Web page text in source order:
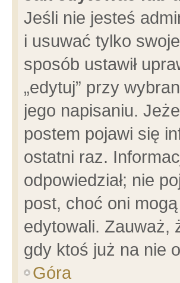
Jeśli nie jesteś
i usuwać tylko
sposób ustawił
„edytuj” przy
jego napisaniu.
postem pojawi się
ostatni raz.
odpowiedział; nie
post, choć oni
edytowali. Zauważ,
gdy ktoś już na nie
Góra